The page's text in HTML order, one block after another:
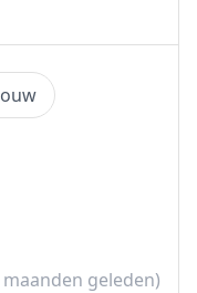
maanden geleden)